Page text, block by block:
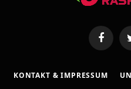
Facebook
KONTAKT & IMPRESSUM